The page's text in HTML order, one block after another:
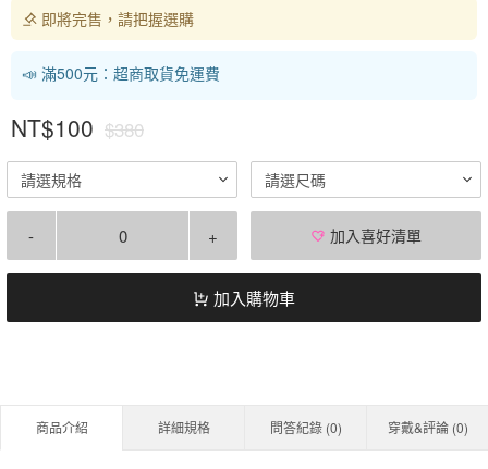
即將完售，請把握選購
📣 滿500元：超商取貨免運費
NT$100 $380
請選規格 請選尺碼
- + 加入喜好清單
加入購物車
商品介紹 詳細規格 問答紀錄 (0) 穿戴&評論 (0)